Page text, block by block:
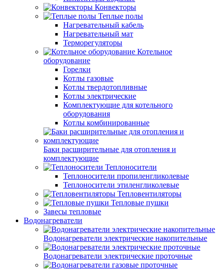
Конвекторы
Теплые полы
Нагревательный кабель
Нагревательный мат
Терморегуляторы
Котельное
оборудование
Горелки
Котлы газовые
Котлы твердотопливные
Котлы электрические
Комплектующие для котельного
оборудования
Котлы комбинированные
Баки расширительные для отопления и
комплектующие
Теплоносители
Теплоносители пропиленгликолевые
Теплоносители этиленгликолевые
Тепловентиляторы
Тепловые пушки
Завесы тепловые
Водонагреватели
Водонагреватели электрические накопительные
Водонагреватели электрические проточные